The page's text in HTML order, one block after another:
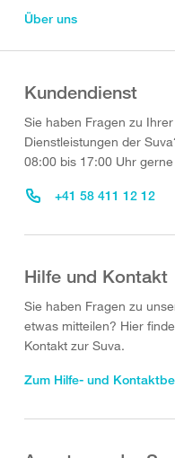
Über uns
Kundendienst
Sie haben Fragen zu
Dienstleistungen der
08:00 bis 17:00 Uhr
+41 58 411 12 12
Hilfe und Kontakt
Sie haben Fragen zu
etwas mitteilen? Hier
Kontakt zur Suva.
Zum Hilfe- und